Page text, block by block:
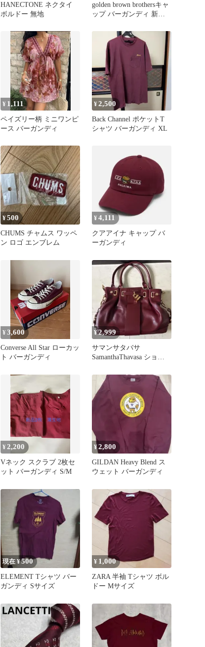
HANECTONE ネクタイ
ボルドー 無地
golden brown brothersキャ
ップ バーガンディ 新
¥ 1,111
ペイズリー柄 ミニワンピ
ース バーガンディ
¥2,500
Back Channel ポケットT
シャツ バーガンディ XL
¥500
CHUMS チャムス ワッペ
ン ロゴ エンブレム
¥4,111
クアアイナ キャップ バ
ーガンディ
¥3,600
Converse All Star ローカッ
ト バーガンディ
¥2,999
サマンサタバサ
SamanthaThavasa ショル
¥2,200
Vネック スクラブ 2枚セ
ット バーガンディ S/M
¥2,800
GILDAN Heavy Blend ス
ウェット バーガンディ
現在 ¥500
ELEMENT Tシャツ バー
ガンディ Sサイズ
¥ 1,000
ZARA 半袖 Tシャツ ボル
ドー Mサイズ